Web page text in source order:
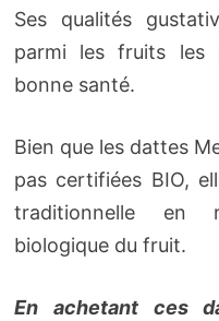
Ses qualités
parmi les fruits les
bonne santé.
Bien que les dattes
pas certifiées BIO,
traditionnelle en
biologique du fruit.
En achetant ces